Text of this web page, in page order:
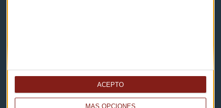
MÁS OPCIONES
ACEPTO